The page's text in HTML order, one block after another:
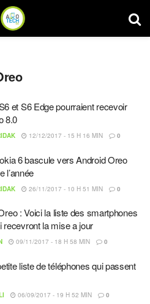
et S6 Edge pourraient recevoir
8.0
12/12/2017 - 15 H 16 MIN 0
6 bascule vers Android Oreo
l’année
26/11/2017 - 10 H 51 MIN 0
: Voici la liste des smartphones
recevront la mise a jour
09/11/2017 - 18 H 58 MIN 0
liste de téléphones qui passent
06/09/2017 - 19 H 52 MIN 0